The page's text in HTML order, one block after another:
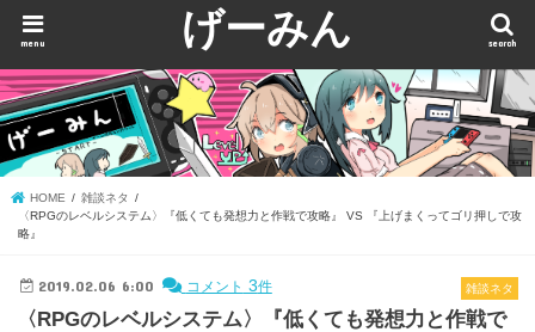
げーみん search
menu
HOME
雑談ネタ
〈RPGのレベルシステム〉『低くても発想力と作戦で攻略』 VS 『上げまくってゴリ押しで攻
略』
雑談ネタ
2019.02.06 6:00 コメント 3件
〈RPGのレベルシステム〉『低くても発想力と作戦で